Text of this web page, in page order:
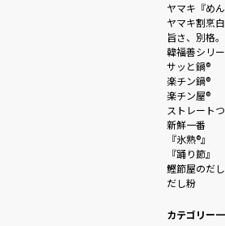
ヤマキ『めん
ヤマキ割烹
旨さ、別格
韓福善シリ
サッと鍋®
楽チン鍋®
楽チン屋®
ストレート
新鮮一番
『氷熟®』
『踊り節』
鰹節屋のだ
だし粉
カテゴリー